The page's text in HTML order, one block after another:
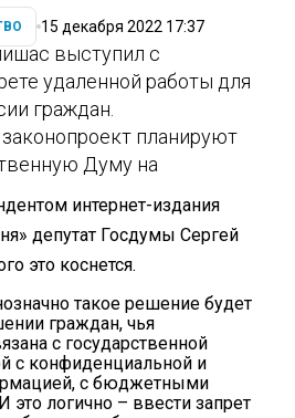
15 декабря 2022 17:37
выступил с
удаленной работы для
граждан.
планируют
Думу на
интернет-издания
депутат Госдумы Сергей
это коснется.
такое решение будет
граждан, чья
с государственной
с конфиденциальной и
с бюджетными
это логично – ввести запрет